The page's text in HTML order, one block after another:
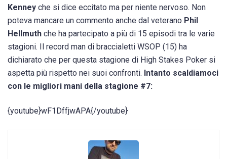
Kenney che si dice eccitato ma per niente nervoso. Non
poteva mancare un commento anche dal veterano Phil
Hellmuth che ha partecipato a più di 15 episodi tra le varie
stagioni. Il record man di braccialetti WSOP (15) ha
dichiarato che per questa stagione di High Stakes Poker si
aspetta più rispetto nei suoi confronti. Intanto scaldiamoci
con le migliori mani della stagione #7:
{youtube}wF1DffjwAPA{/youtube}